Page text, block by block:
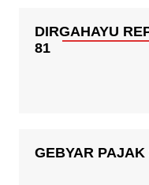
DIRGAHAYU
81
GEBYAR PAJAK